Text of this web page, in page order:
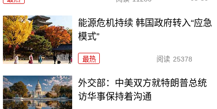
能源危机持续 韩国政府转入“应急
模式”
最热 阅读 25378
外交部：中美双方就特朗普总统
访华事保持着沟通